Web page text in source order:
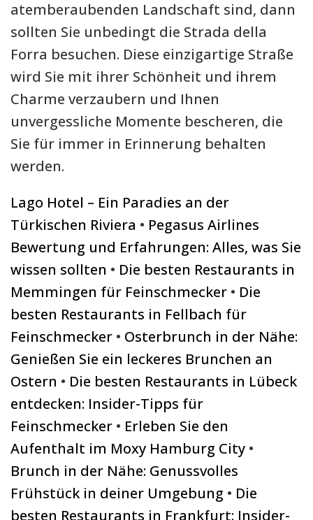
atemberaubenden Landschaft sind, dann
sollten Sie unbedingt die Strada della
Forra besuchen. Diese einzigartige Straße
wird Sie mit ihrer Schönheit und ihrem
Charme verzaubern und Ihnen
unvergessliche Momente bescheren, die
Sie für immer in Erinnerung behalten
werden.
Lago Hotel – Ein Paradies an der
Türkischen Riviera • Pegasus Airlines
Bewertung und Erfahrungen: Alles, was Sie
wissen sollten • Die besten Restaurants in
Memmingen für Feinschmecker • Die
besten Restaurants in Fellbach für
Feinschmecker • Osterbrunch in der Nähe:
Genießen Sie ein leckeres Brunchen an
Ostern • Die besten Restaurants in Lübeck
entdecken: Insider-Tipps für
Feinschmecker • Erleben Sie den
Aufenthalt im Moxy Hamburg City •
Brunch in der Nähe: Genussvolles
Frühstück in deiner Umgebung • Die
besten Restaurants in Frankfurt: Insider-